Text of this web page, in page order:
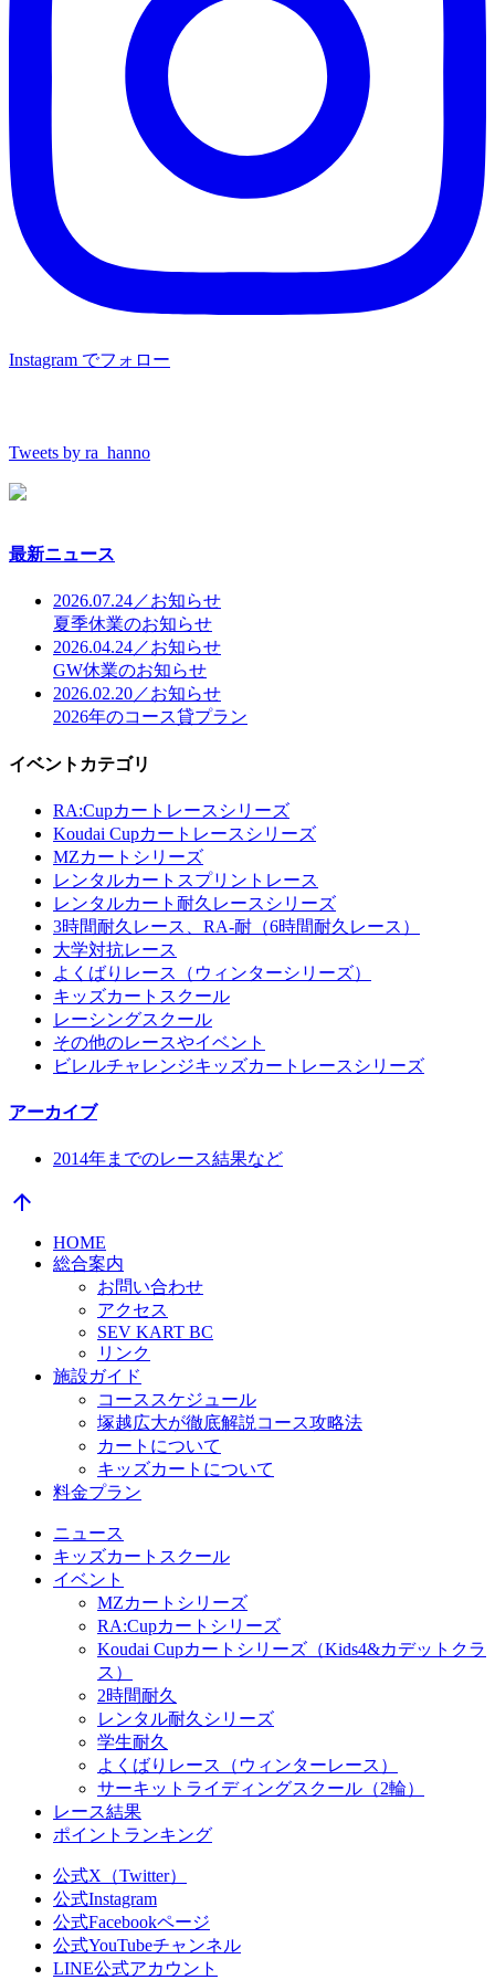
Instagram でフォロー
Tweets by ra_hanno
最新ニュース
2026.07.24／お知らせ
夏季休業のお知らせ
2026.04.24／お知らせ
GW休業のお知らせ
2026.02.20／お知らせ
2026年のコース貸プラン
イベントカテゴリ
RA:Cupカートレースシリーズ
Koudai Cupカートレースシリーズ
MZカートシリーズ
レンタルカートスプリントレース
レンタルカート耐久レースシリーズ
3時間耐久レース、RA-耐（6時間耐久レース）
大学対抗レース
よくばりレース（ウィンターシリーズ）
キッズカートスクール
レーシングスクール
その他のレースやイベント
ビレルチャレンジキッズカートレースシリーズ
アーカイブ
2014年までのレース結果など
arrow_upward
HOME
総合案内
お問い合わせ
アクセス
SEV KART BC
リンク
施設ガイド
コーススケジュール
塚越広大が徹底解説コース攻略法
カートについて
キッズカートについて
料金プラン
ニュース
キッズカートスクール
イベント
MZカートシリーズ
RA:Cupカートシリーズ
Koudai Cupカートシリーズ（Kids4&カデットクラ
ス）
2時間耐久
レンタル耐久シリーズ
学生耐久
よくばりレース（ウィンターレース）
サーキットライディングスクール（2輪）
レース結果
ポイントランキング
公式X（Twitter）
公式Instagram
公式Facebookページ
公式YouTubeチャンネル
LINE公式アカウント